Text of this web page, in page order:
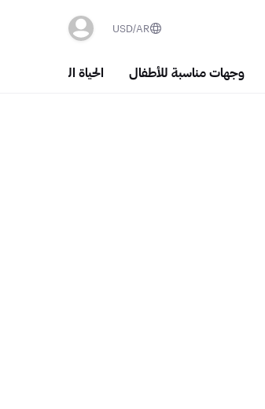
AR
USD
وجهات مناسبة للأطفال الحياة الليلية والسَهَر